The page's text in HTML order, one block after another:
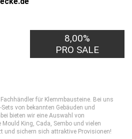
8,00%
PRO SALE
für Klemmbausteine. Bei uns
von bekannten Gebäuden und
bieten wir eine Auswahl von
King, Cada, Sembo und vielen
und sichern sich attraktive Provisionen!